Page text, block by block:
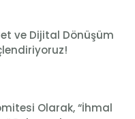
ve Dijital Dönüşüm
Olarak, “İhmal